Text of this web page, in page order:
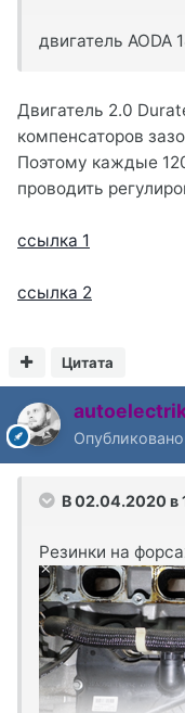
двигатель AODA
Двигатель 2.0
компенсаторов
Поэтому каждые
проводить
ссылка 1
ссылка 2
Цитата
Опубликовано
В 02.04.2020 в
Резинки на